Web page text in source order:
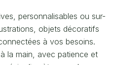
personnalisables ou sur-
objets décoratifs
à vos besoins.
la main, avec patience et